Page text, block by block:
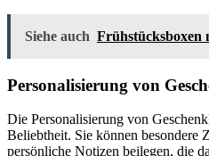
Siehe auch Frühstücksboxen
Personalisierung von
Die Personalisierung von
Beliebtheit. Sie können besondere
persönliche Notizen beilegen, die